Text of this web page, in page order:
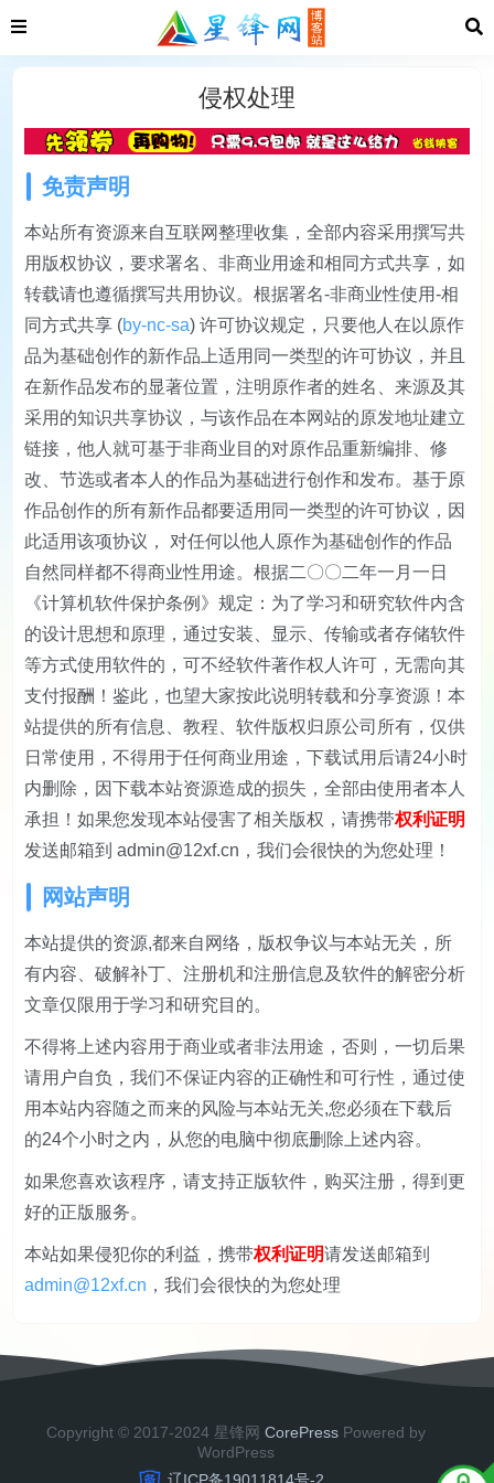
侵权处理
免责声明
本站所有资源来自互联网整理收集，全部内容采用撰写共
用版权协议，要求署名、非商业用途和相同方式共享，如
转载请也遵循撰写共用协议。根据署名-非商业性使用-相
同方式共享 (by-nc-sa) 许可协议规定，只要他人在以原作
品为基础创作的新作品上适用同一类型的许可协议，并且
在新作品发布的显著位置，注明原作者的姓名、来源及其
采用的知识共享协议，与该作品在本网站的原发地址建立
链接，他人就可基于非商业目的对原作品重新编排、修
改、节选或者本人的作品为基础进行创作和发布。基于原
作品创作的所有新作品都要适用同一类型的许可协议，因
此适用该项协议， 对任何以他人原作为基础创作的作品
自然同样都不得商业性用途。根据二〇〇二年一月一日
《计算机软件保护条例》规定：为了学习和研究软件内含
的设计思想和原理，通过安装、显示、传输或者存储软件
等方式使用软件的，可不经软件著作权人许可，无需向其
支付报酬！鉴此，也望大家按此说明转载和分享资源！本
站提供的所有信息、教程、软件版权归原公司所有，仅供
日常使用，不得用于任何商业用途，下载试用后请24小时
内删除，因下载本站资源造成的损失，全部由使用者本人
承担！如果您发现本站侵害了相关版权，请携带权利证明
发送邮箱到 admin@12xf.cn，我们会很快的为您处理！
网站声明
本站提供的资源,都来自网络，版权争议与本站无关，所
有内容、破解补丁、注册机和注册信息及软件的解密分析
文章仅限用于学习和研究目的。
不得将上述内容用于商业或者非法用途，否则，一切后果
请用户自负，我们不保证内容的正确性和可行性，通过使
用本站内容随之而来的风险与本站无关,您必须在下载后
的24个小时之内，从您的电脑中彻底删除上述内容。
如果您喜欢该程序，请支持正版软件，购买注册，得到更
好的正版服务。
本站如果侵犯你的利益，携带权利证明请发送邮箱到
admin@12xf.cn ，我们会很快的为您处理
Copyright © 2017-2024 星锋网 CorePress Powered by
WordPress
辽ICP备19011814号-2